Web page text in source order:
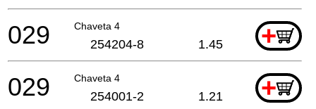
Chaveta 4 +
029 254204-8 1.45
Chaveta 4 +
029 254001-2 1.21